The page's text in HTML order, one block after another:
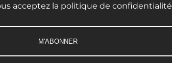
acceptez la politique de confidentialité